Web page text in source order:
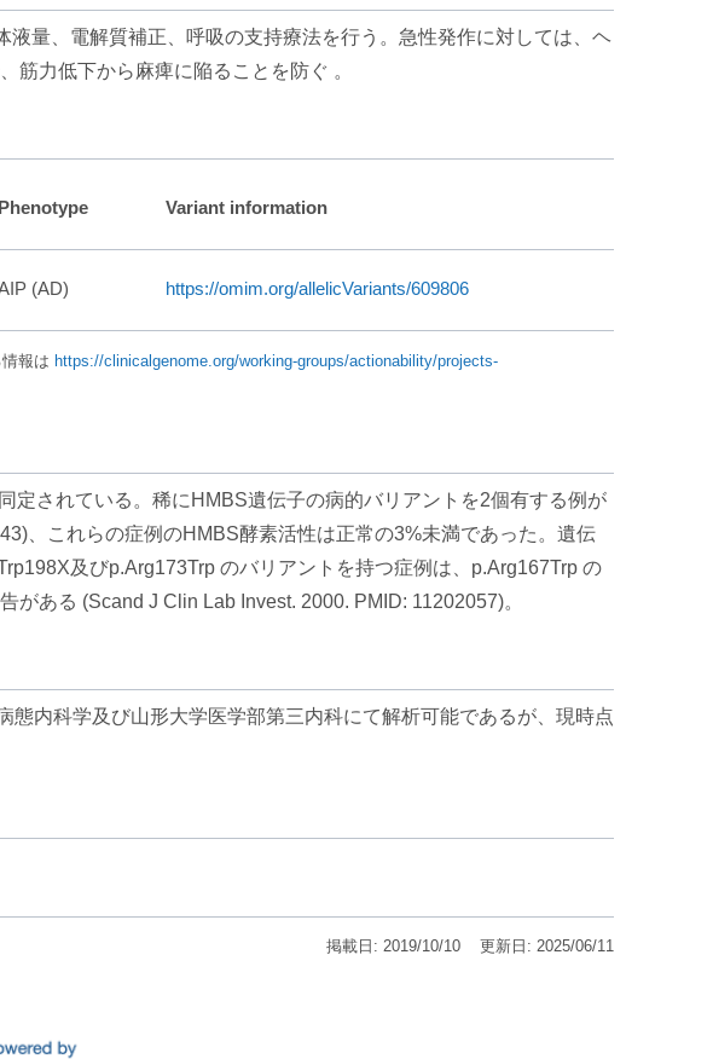
量、電解質補正、呼吸の支持療法を行う。急性発作に対しては、ヘ
筋力低下から麻痺に陥ることを防ぐ 。
Phenotype Variant information
(AD) https://omim.org/allelicVariants/609806
報は https://clinicalgenome.org/working-groups/actionability/projects-
されている。稀にHMBS遺伝子の病的バリアントを2個有する例が
、これらの症例のHMBS酵素活性は正常の3%未満であった。遺伝
及びp.Arg173Trp のバリアントを持つ症例は、p.Arg167Trp の
ある (Scand J Clin Lab Invest. 2000. PMID: 11202057)。
内科学及び山形大学医学部第三内科にて解析可能であるが、現時点
掲載日: 2019/10/10 更新日: 2025/06/11